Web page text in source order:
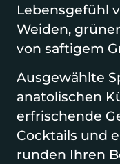
Lebensgefühl
Weiden,
von saftigem
Ausgewählte
anatolischen
erfrischende
Cocktails und
runden Ihren